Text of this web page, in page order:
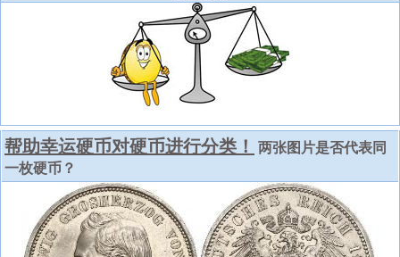
帮助幸运硬币对硬币进行分类！
两张图片是否代表同
一枚硬币？